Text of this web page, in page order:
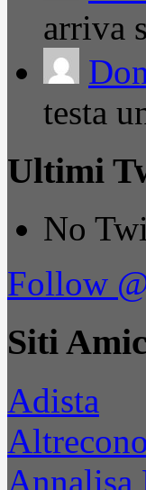
arriva
testa
Ultimi
No
Follow
Siti
Adista
Annalisa